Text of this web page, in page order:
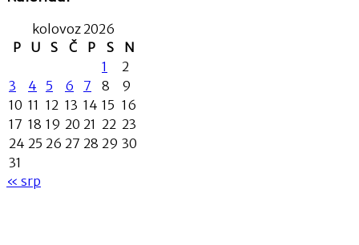
kolovoz 2026
P
U S Č P S
N
1
2
3
4 5 6 7 8
9
10 11 12 13 14 15 16
17 18 19 20 21 22 23
24 25 26 27 28 29 30
31
« srp